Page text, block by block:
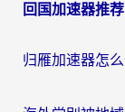
回国加速器推荐